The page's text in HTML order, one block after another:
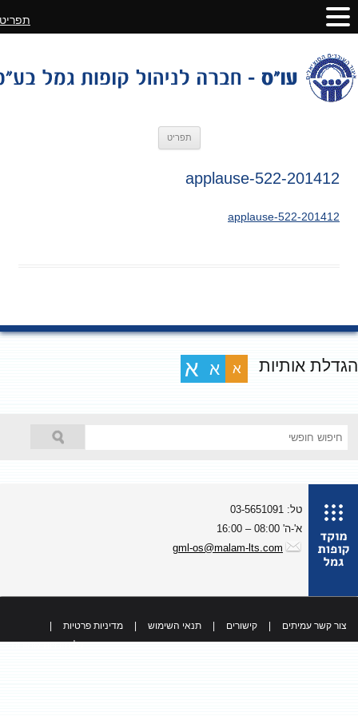
תפריט
201412-applause-522
201412-applause-522
אותיות א א א
טל: 03-5651091
א'-ה' 08:00 – 16:00
gml-os@malam-lts.com
צור קשר עמיתים קישורים תנאי השימוש מדיניות פרטיות
כל הזכויות שמורות
תפריט